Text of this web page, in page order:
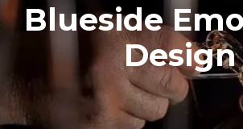
Blueside
Design